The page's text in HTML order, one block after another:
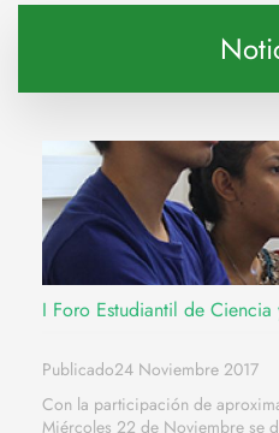
I Foro Estudiantil de Ciencia
Publicado24 Noviembre 2017
Con la participación de
Miércoles 22 de Noviembre se